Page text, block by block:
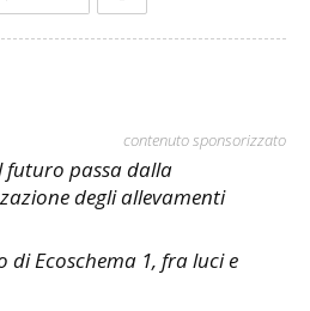
contenuto sponsorizzato
futuro passa dalla
degli allevamenti
di Ecoschema 1, fra luci e